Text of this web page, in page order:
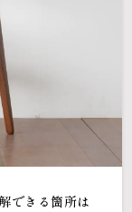
できる箇所は